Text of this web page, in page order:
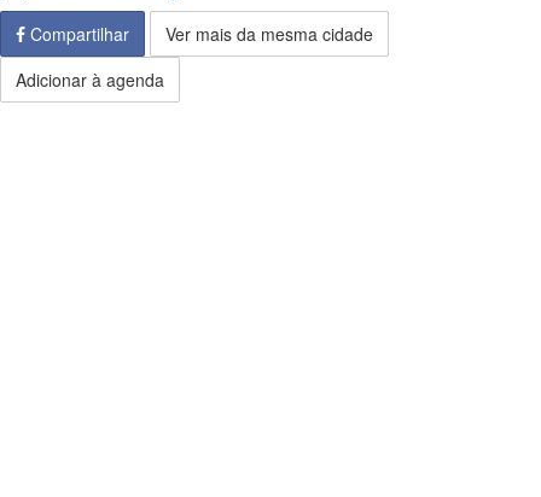
Compartilhar
Ver mais da mesma cidade
Adicionar à agenda